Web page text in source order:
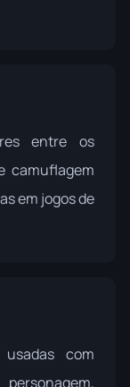
entre os
camuflagem
em jogos de
com